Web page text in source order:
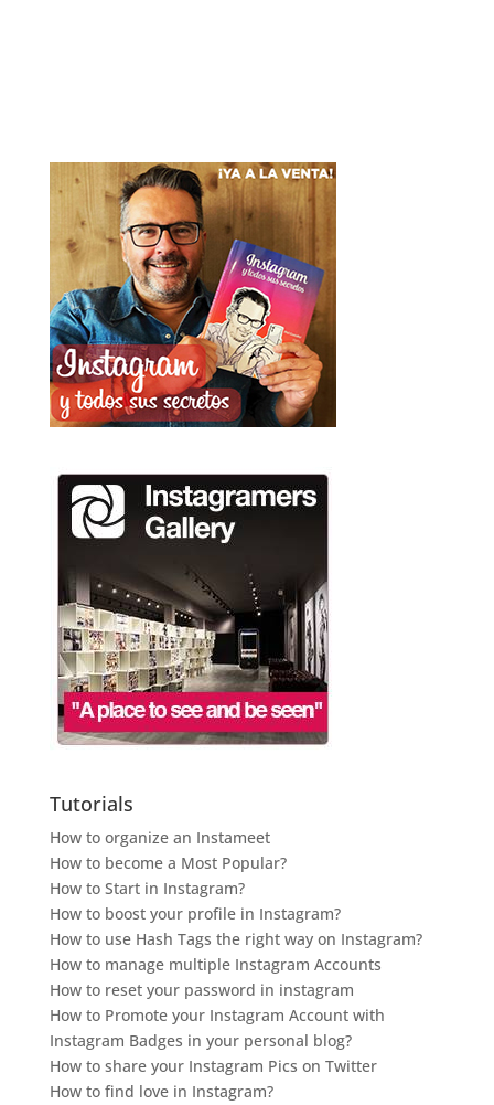
Tutorials
How to organize an Instameet
How to become a Most Popular?
How to Start in Instagram?
How to boost your profile in Instagram?
How to use Hash Tags the right way on Instagram?
How to manage multiple Instagram Accounts
How to reset your password in instagram
How to Promote your Instagram Account with
Instagram Badges in your personal blog?
How to share your Instagram Pics on Twitter
How to find love in Instagram?